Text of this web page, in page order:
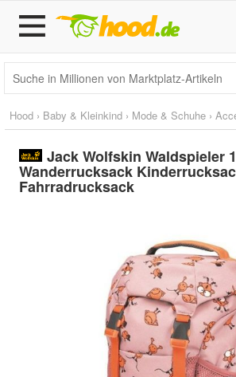
Hood › Baby & Kleinkind › Mode & Schuhe ›
Jack Wolfskin Waldspieler
Wanderrucksack
Fahrradrucksack